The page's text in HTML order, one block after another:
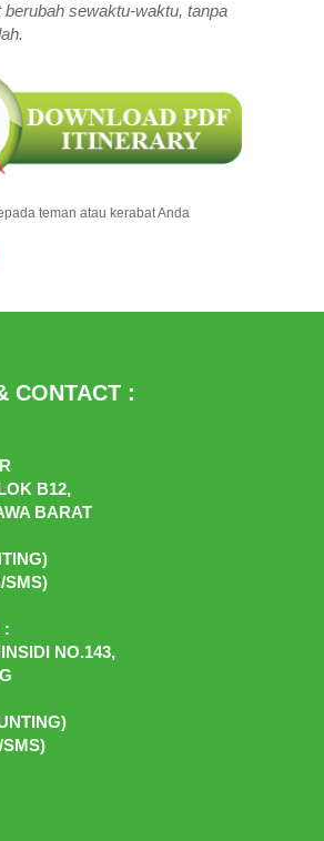
berubah sewaktu-waktu, tanpa
teman atau kerabat Anda
CONTACT :
B12,
BARAT
SMS)
:
NO.143,
SMS)